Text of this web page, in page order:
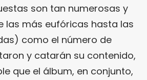
son tan numerosas y
las más eufóricas hasta las
como el número de
y catarán su contenido,
que el álbum, en conjunto,